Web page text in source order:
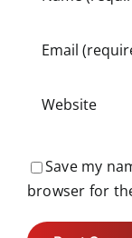
Save my
browser for